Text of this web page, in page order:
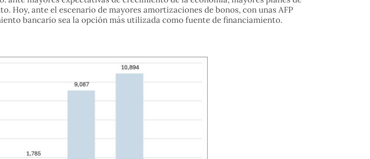
Hoy, ante el escenario de mayores amortizaciones de bonos, con unas AFP
bancario sea la opción más utilizada como fuente de financiamiento.